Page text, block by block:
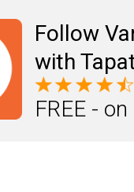
Follow
with
FREE -